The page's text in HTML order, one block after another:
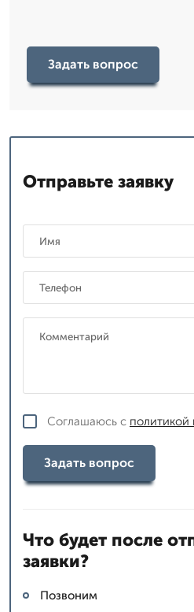
Задать вопрос
Отправьте заявку
Соглашаюсь с политикой
Задать вопрос
Что будет после
заявки?
Позвоним